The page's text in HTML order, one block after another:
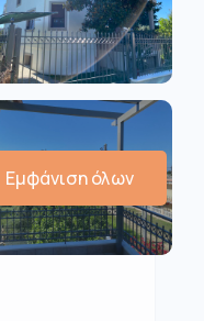
Εμφάνιση όλων